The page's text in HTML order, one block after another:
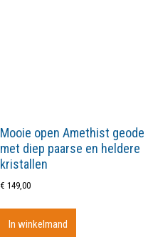
Mooie open Amethist geode
met diep paarse en heldere
kristallen
€ 149,00
In winkelmand